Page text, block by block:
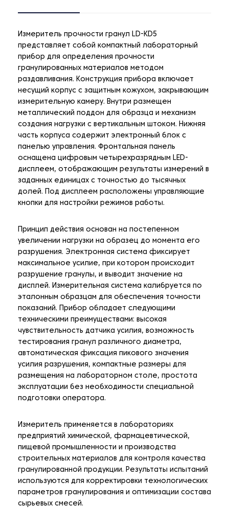
Измеритель прочности гранул LD-KD5
представляет собой компактный лабораторный
прибор для определения прочности
гранулированных материалов методом
раздавливания. Конструкция прибора включает
несущий корпус с защитным кожухом, закрывающим
измерительную камеру. Внутри размещен
металлический поддон для образца и механизм
создания нагрузки с вертикальным штоком. Нижняя
часть корпуса содержит электронный блок с
панелью управления. Фронтальная панель
оснащена цифровым четырехразрядным LED-
дисплеем, отображающим результаты измерений в
заданных единицах с точностью до тысячных
долей. Под дисплеем расположены управляющие
кнопки для настройки режимов работы.
Принцип действия основан на постепенном
увеличении нагрузки на образец до момента его
разрушения. Электронная система фиксирует
максимальное усилие, при котором происходит
разрушение гранулы, и выводит значение на
дисплей. Измерительная система калибруется по
эталонным образцам для обеспечения точности
показаний. Прибор обладает следующими
техническими преимуществами: высокая
чувствительность датчика усилия, возможность
тестирования гранул различного диаметра,
автоматическая фиксация пикового значения
усилия разрушения, компактные размеры для
размещения на лабораторном столе, простота
эксплуатации без необходимости специальной
подготовки оператора.
Измеритель применяется в лабораториях
предприятий химической, фармацевтической,
пищевой промышленности и производства
строительных материалов для контроля качества
гранулированной продукции. Результаты испытаний
используются для корректировки технологических
параметров гранулирования и оптимизации состава
сырьевых смесей.